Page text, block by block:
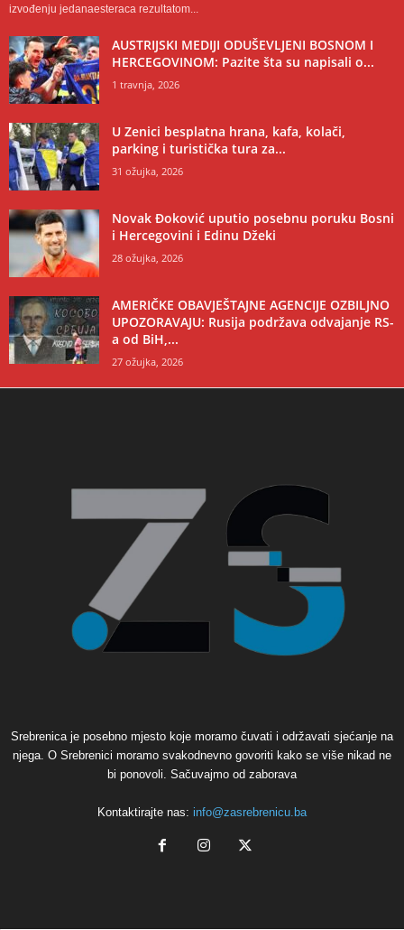
izvođenju jedanaesteraca rezultatom...
AUSTRIJSKI MEDIJI ODUŠEVLJENI BOSNOM I
HERCEGOVINOM: Pazite šta su napisali o...
1 travnja, 2026
U Zenici besplatna hrana, kafa, kolači,
parking i turistička tura za...
31 ožujka, 2026
Novak Đoković uputio posebnu poruku Bosni
i Hercegovini i Edinu Džeki
28 ožujka, 2026
AMERIČKE OBAVJEŠTAJNE AGENCIJE OZBILJNO
UPOZORAVAJU: Rusija podržava odvajanje RS-
a od BiH,...
27 ožujka, 2026
Srebrenica je posebno mjesto koje moramo čuvati i održavati sjećanje na
njega. O Srebrenici moramo svakodnevno govoriti kako se više nikad ne
bi ponovoli. Sačuvajmo od zaborava
Kontaktirajte nas: info@zasrebrenicu.ba